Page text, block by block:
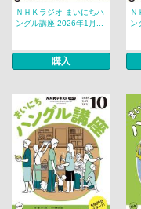
ＮＨＫラジオ まいにちハ
ングル講座 2026年1月...
購入
Ｎ
ン